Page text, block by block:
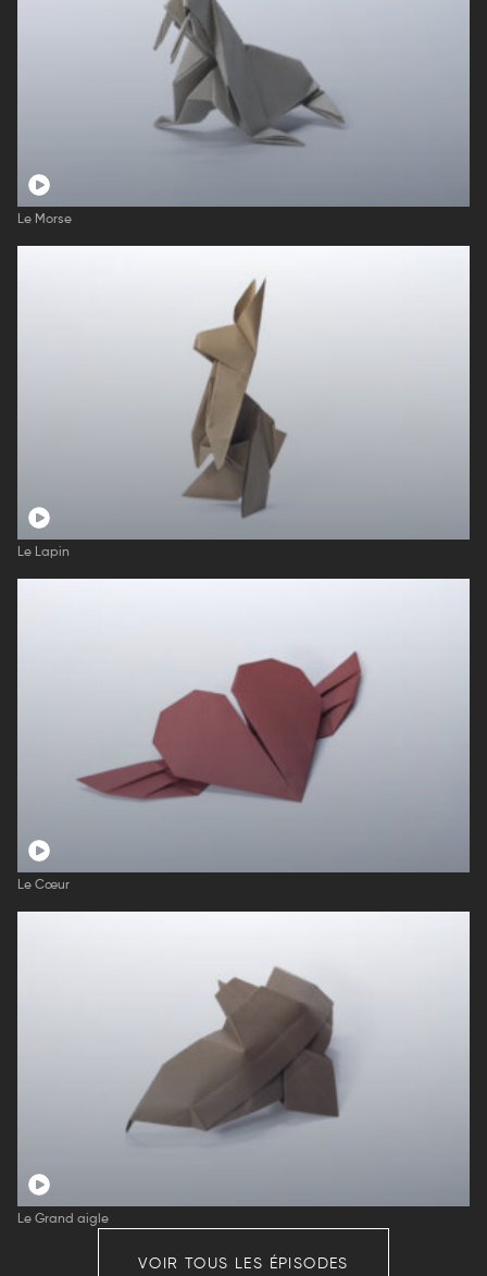
Le Morse
Le Lapin
Le Cœur
Le Grand aigle
VOIR TOUS LES ÉPISODES